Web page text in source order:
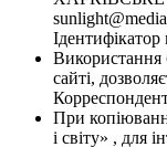
Використання
сайті,
При
і світу» , для